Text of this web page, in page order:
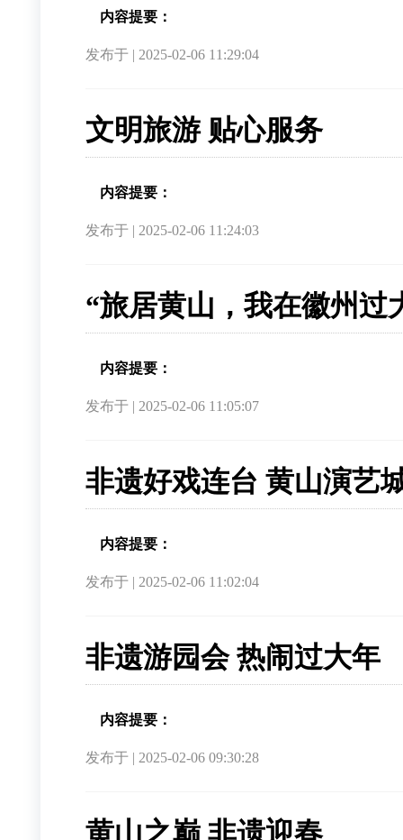
内容提要：
发布于 | 2025-02-06 11:29:04
文明旅游 贴心服务
内容提要：
发布于 | 2025-02-06 11:24:03
“旅居黄山，我在徽州过
内容提要：
发布于 | 2025-02-06 11:05:07
非遗好戏连台 黄山演艺
内容提要：
发布于 | 2025-02-06 11:02:04
非遗游园会 热闹过大年
内容提要：
发布于 | 2025-02-06 09:30:28
黄山之巅 非遗迎春